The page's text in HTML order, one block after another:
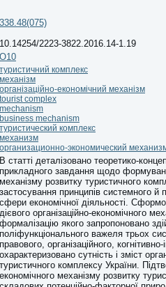
338.48(075)
10.14254/2223-3822.2016.14-1.19
О10
туристичний комплекс
механізм
організаційно-економічний механізм
tourist complex
mechanism
business mechanism
туристический комплекс
механизм
организационно-экономический
В статті деталізовано теоретико-
прикладного завдання щодо
механізму розвитку туристичного
застосування принципів системного й
сфери економічної діяльності.
дієвого організаційно-економічного
формалізацію якого запропоновано
поліфункціонального важеля трьох
правового, організаційного,
охарактеризовано сутність і зміст
туристичного комплексу України.
економічного механізму розвитку